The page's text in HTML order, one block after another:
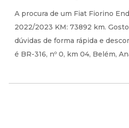
A procura de um Fiat Fiorino
2022/2023 KM: 73892 km.
dúvidas de forma rápida e
é BR-316, nº 0, km 04, Belém,